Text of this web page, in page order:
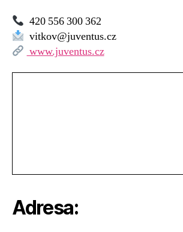
420 556 300 362
vitkov@juventus.cz
www.juventus.cz
Adresa: